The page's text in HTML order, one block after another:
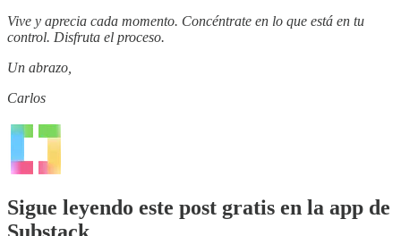
Vive y aprecia cada momento. Concéntrate en lo que está en tu
control. Disfruta el proceso.
Un abrazo,
Carlos
Sigue leyendo este post gratis en la app de